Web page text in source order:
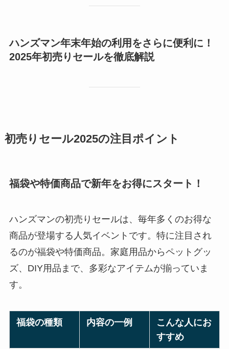
ハンズマン年末年始の利用をさらに便利に！
2025年初売りセールを徹底解説
初売りセール2025の注目ポイント
福袋や特価商品で新年をお得にスタート！
ハンズマンの初売りセールは、毎年多くのお得な
商品が登場する人気イベントです。特に注目され
るのが福袋や特価商品。家庭用品からペットグッ
ズ、DIY用品まで、多彩なアイテムが揃っていま
す。
福袋の種類 内容の一例
こんな人にお
すすめ